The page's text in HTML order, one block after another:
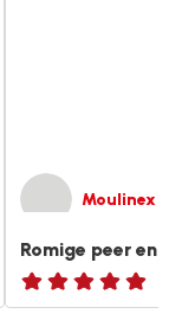
Moulinex
Romige peer en
ratings.NaN